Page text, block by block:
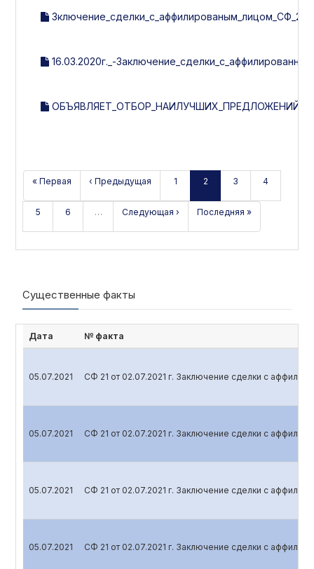
16.03.2020г._-
« Первая ‹ Предыдущая 1 2 3 4
5 6 … Следующая › Последняя »
Существенные факты
Дата № факта
05.07.2021 СФ 21 от 02.07.2021 г. Заключение сделки с
05.07.2021 СФ 21 от 02.07.2021 г. Заключение сделки с
05.07.2021 СФ 21 от 02.07.2021 г. Заключение сделки с
05.07.2021 СФ 21 от 02.07.2021 г. Заключение сделки с